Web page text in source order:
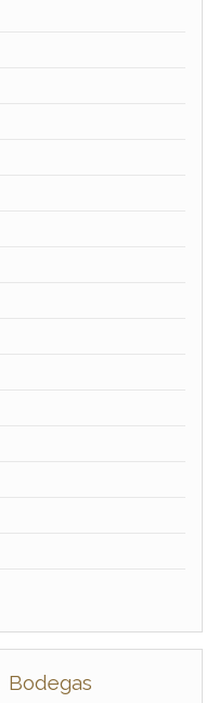
Bodegas